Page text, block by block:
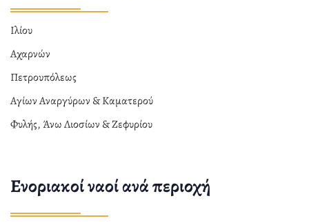
Ιλίου
Αχαρνών
Πετρουπόλεως
Αγίων Αναργύρων & Καματερού
Φυλής, Άνω Λιοσίων & Ζεφυρίου
Ενοριακοί ναοί ανά περιοχή